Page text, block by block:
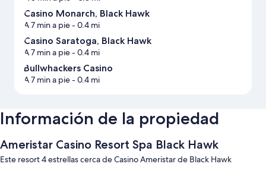
Casino Monarch, Black Hawk
A 7 min a pie- 0.4 mi
Casino Saratoga, Black Hawk
A 7 min a pie- 0.4 mi
Bullwhackers Casino
A 7 min a pie- 0.4 mi
Información de la propiedad
Ameristar Casino Resort Spa Black Hawk
Este resort 4 estrellas cerca de Casino Ameristar de Black Hawk